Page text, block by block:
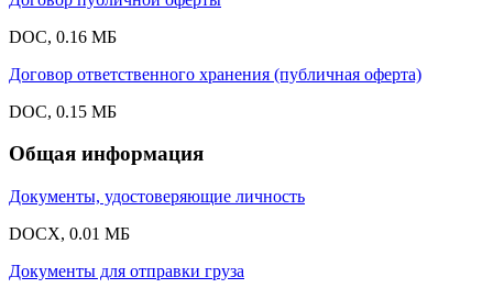
DOC, 0.16 МБ
Договор ответственного хранения (публичная оферта)
DOC, 0.15 МБ
Общая информация
Документы, удостоверяющие личность
DOCX, 0.01 МБ
Документы для отправки груза